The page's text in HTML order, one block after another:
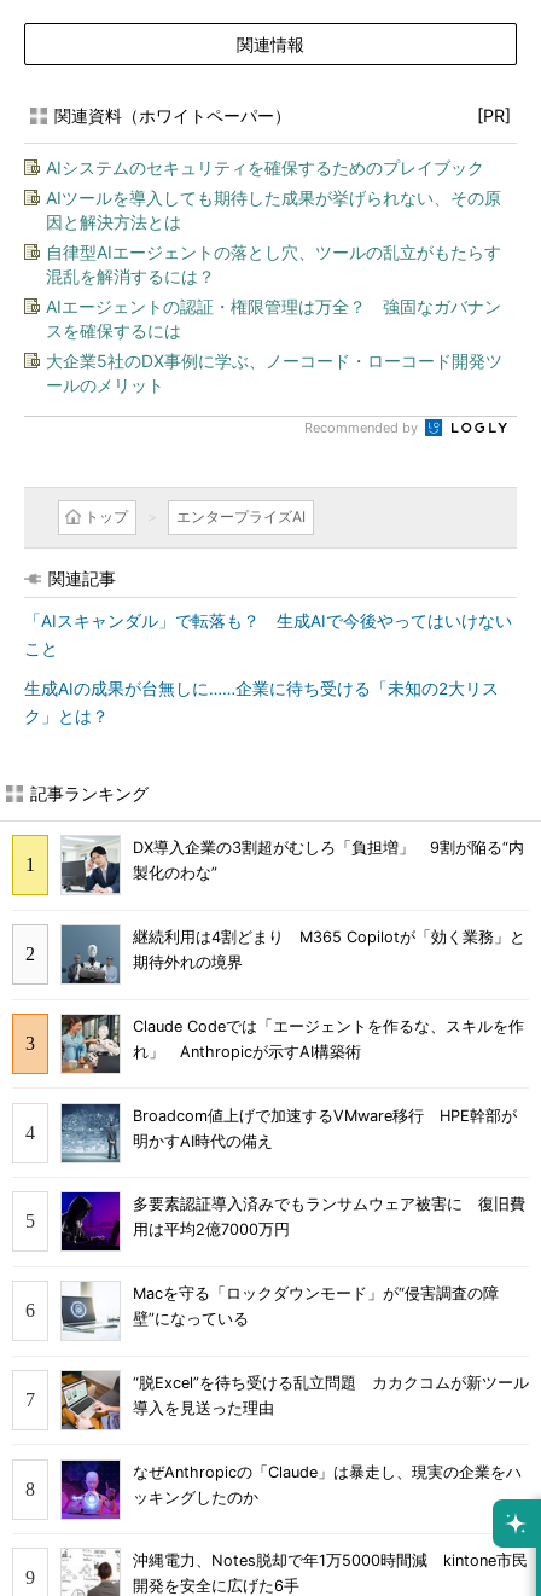
関連情報
関連資料（ホワイトペーパー） [PR]
AIシステムのセキュリティを確保するためのプレイブック
AIツールを導入しても期待した成果が挙げられない、その原
因と解決方法とは
自律型AIエージェントの落とし穴、ツールの乱立がもたらす
混乱を解消するには？
AIエージェントの認証・権限管理は万全？ 強固なガバナン
スを確保するには
大企業5社のDX事例に学ぶ、ノーコード・ローコード開発ツ
ールのメリット
Recommended by
トップ エンタープライズAI
関連記事
「AIスキャンダル」で転落も？ 生成AIで今後やってはいけない
こと
生成AIの成果が台無しに……企業に待ち受ける「未知の2大リス
ク」とは？
記事ランキング
DX導入企業の3割超がむしろ「負担増」 9割が陥る“内
製化のわな”
継続利用は4割どまり M365 Copilotが「効く業務」と
期待外れの境界
Claude Codeでは「エージェントを作るな、スキルを作
れ」 Anthropicが示すAI構築術
Broadcom値上げで加速するVMware移行 HPE幹部が
明かすAI時代の備え
多要素認証導入済みでもランサムウェア被害に 復旧費
用は平均2億7000万円
Macを守る「ロックダウンモード」が“侵害調査の障
壁”になっている
“脱Excel”を待ち受ける乱立問題 カカクコムが新ツール
導入を見送った理由
なぜAnthropicの「Claude」は暴走し、現実の企業をハ
ッキングしたのか
沖縄電力、Notes脱却で年1万5000時間減 kintone市民
開発を安全に広げた6手